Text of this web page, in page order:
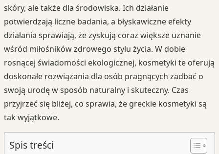
skóry, ale także dla środowiska. Ich działanie
potwierdzają liczne badania, a błyskawiczne efekty
działania sprawiają, że zyskują coraz większe uznanie
wśród miłośników zdrowego stylu życia. W dobie
rosnącej świadomości ekologicznej, kosmetyki te oferują
doskonałe rozwiązania dla osób pragnących zadbać o
swoją urodę w sposób naturalny i skuteczny. Czas
przyjrzeć się bliżej, co sprawia, że greckie kosmetyki są
tak wyjątkowe.
Spis treści